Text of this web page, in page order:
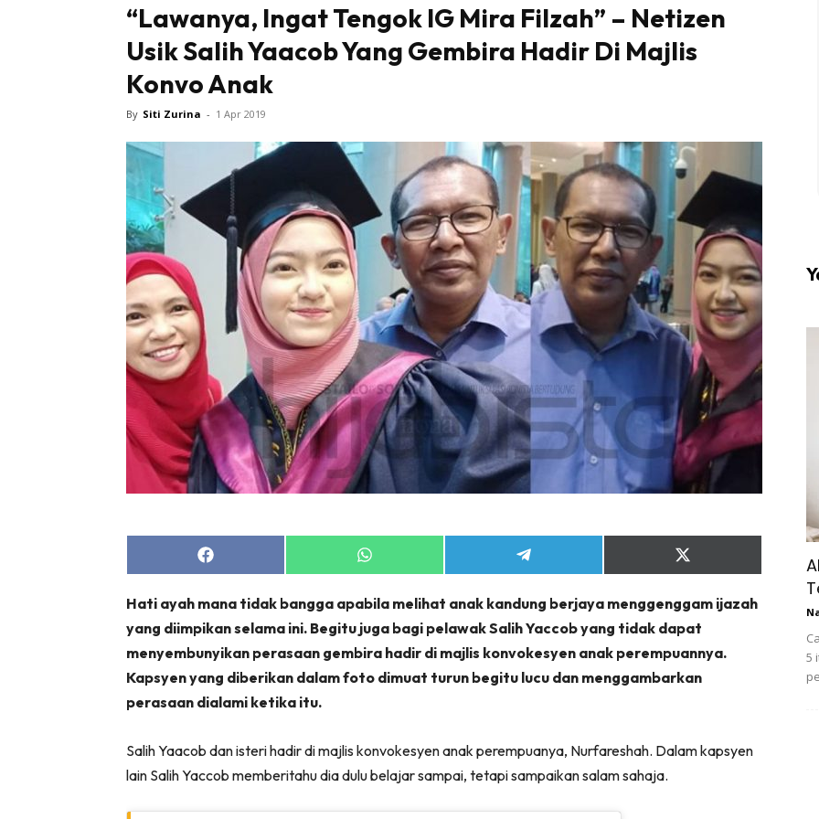
Tampil #1 on top dengan fashion muslimah terkini di
“Lawanya, Ingat Tengok IG Mira Filzah” – Netizen
Usik Salih Yaacob Yang Gembira Hadir Di Majlis
Konvo Anak
By Siti Zurina - 1 Apr 2019
Share
on
Share
on
Share
on
Share
on
(Twitter)
Hati ayah mana tidak bangga apabila melihat anak kandung berjaya menggenggam ijazah
yang diimpikan selama ini. Begitu juga bagi pelawak Salih Yaccob yang tidak dapat
menyembunyikan perasaan gembira hadir di majlis konvokesyen anak perempuannya.
Kapsyen yang diberikan dalam foto dimuat turun begitu lucu dan menggambarkan
perasaan dialami ketika itu.
Salih Yaacob dan isteri hadir di majlis konvokesyen anak perempuanya, Nurfareshah. Dalam kapsyen
lain Salih Yaccob memberitahu dia dulu belajar sampai, tetapi sampaikan salam sahaja.
5